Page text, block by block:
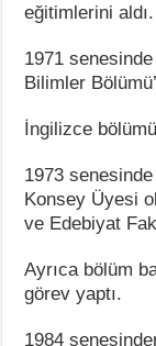
eğitimlerini aldı.
1971
Bilimler
İngilizce
1973
Konsey Üyesi
ve Edebiyat
Ayrıca bölüm
görev yaptı.
1984